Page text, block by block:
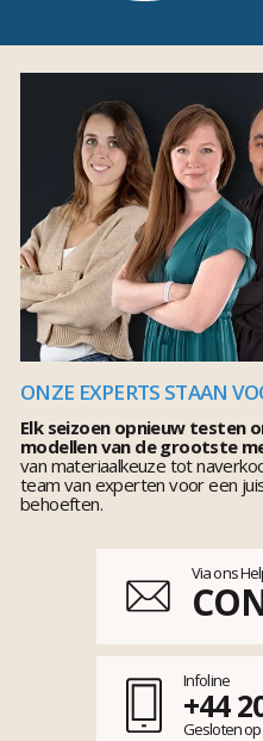
ONZE EXPERTS STAAN
Elk seizoen opnieuw testen
modellen van de grootste
van materiaalkeuze tot
team van experten voor een
behoeften.
Via ons
Infoline
+44
Gesloten op